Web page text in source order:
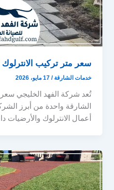
سعر متر تركيب
خدمات الشارقة /17 مايو، 2026
تُعد شركة الفهد الخليجي
الشارقة واحدة من أبرز
أعمال الانترلوك والأرضيات